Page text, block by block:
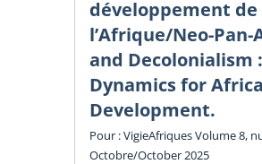
développement de
l’Afrique/Neo-
and Decolonialism
Dynamics for
Development.
Pour : VigieAfriques Volume 8,
Octobre/October 2025